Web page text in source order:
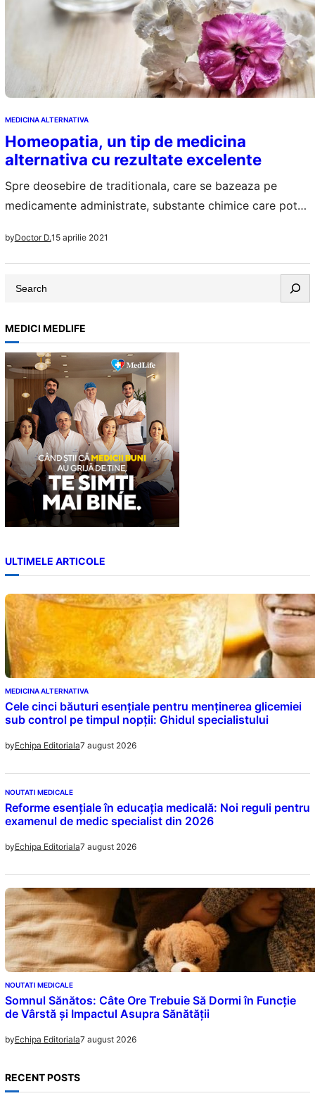
MEDICINA ALTERNATIVA
Homeopatia, un tip de medicina
alternativa cu rezultate excelente
Spre deosebire de traditionala, care se bazeaza pe
medicamente administrate, substante chimice care pot
medicinei alternative care merge pe ideea ca organismul
uman se poate vindeca singur. Se utilizeaza doar
cantitati mici de substante naturale, extrase din plante si
byDoctor D.15 aprilie 2021
a
r
c
h
MEDICI MEDLIFE
ULTIMELE ARTICOLE
MEDICINA ALTERNATIVA
Cele cinci băuturi esențiale pentru menținerea glicemiei
sub control pe timpul nopții: Ghidul specialistului
byEchipa Editoriala7 august 2026
NOUTATI MEDICALE
Reforme esențiale în educația medicală: Noi reguli pentru
examenul de medic specialist din 2026
byEchipa Editoriala7 august 2026
NOUTATI MEDICALE
Somnul Sănătos: Câte Ore Trebuie Să Dormi în Funcție
de Vârstă și Impactul Asupra Sănătății
byEchipa Editoriala7 august 2026
RECENT POSTS